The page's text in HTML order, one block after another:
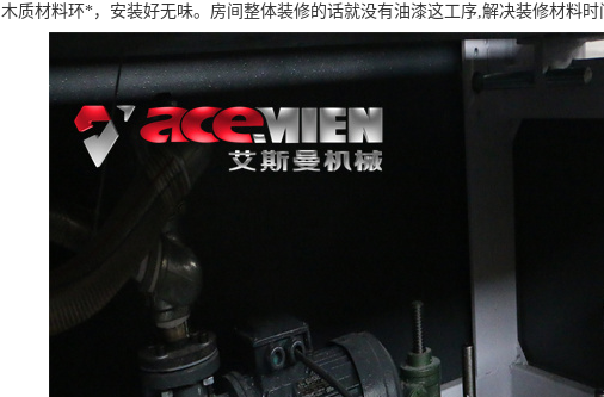
木质材料环*，安装好无味。房间整体装修的话就没有油漆这工序,解决装修材料时